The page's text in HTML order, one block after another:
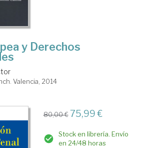
y Derechos
Valencia, 2014
80,00 € 75,99 €
Stock en librería. Envío
en 24/48 horas